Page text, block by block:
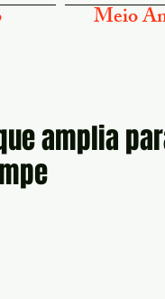
Meio
amplia